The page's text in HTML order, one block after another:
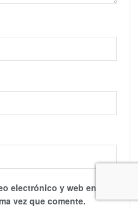
electrónico y web en este
vez que comente.